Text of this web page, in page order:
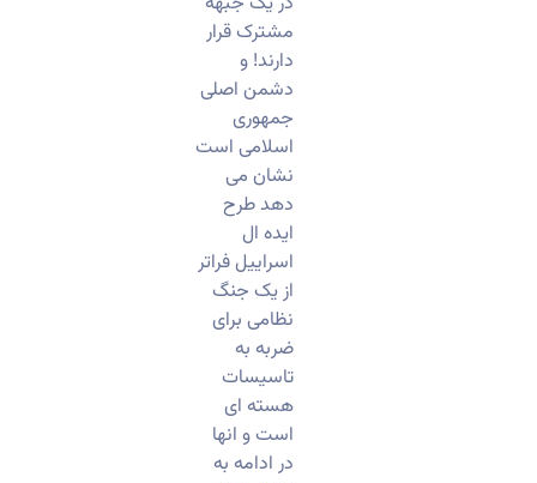
مشترک قرار
دارند! و
دشمن اصلی
جمهوری
اسلامی است
نشان می
دهد طرح
ایده ال
اسراییل فراتر
از یک جنگ
نظامی برای
ضربه به
تاسیسات
هسته ای
است و انها
در ادامه به